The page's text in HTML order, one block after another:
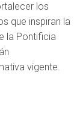
los
que inspiran la
la Pontificia
vigente.